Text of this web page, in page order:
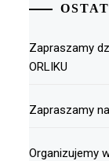
Zapraszamy
ORLIKU
Zapraszamy
Organizujemy